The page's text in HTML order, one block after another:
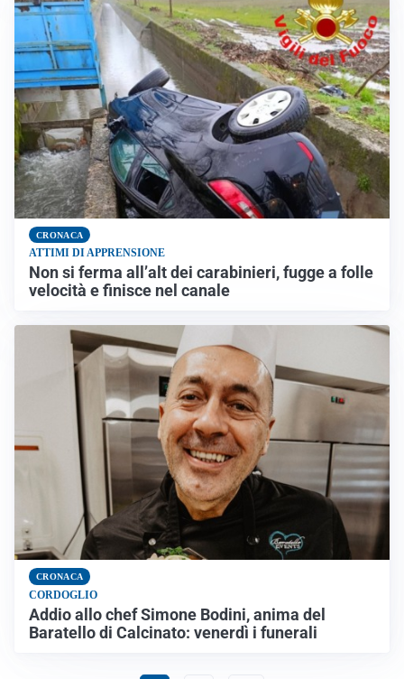
CRONACA
ATTIMI DI APPRENSIONE
Non si ferma all’alt dei carabinieri, fugge a folle
velocità e finisce nel canale
CRONACA
CORDOGLIO
Addio allo chef Simone Bodini, anima del
Baratello di Calcinato: venerdì i funerali